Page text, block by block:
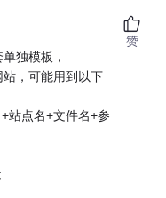
独模板，
，可能用到以下
站点名+文件名+参
赞